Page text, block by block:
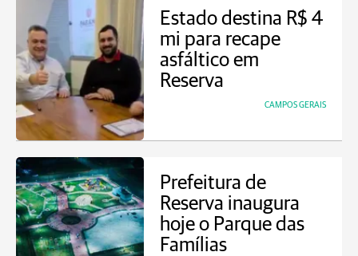
Estado destina R$ 4
mi para recape
asfáltico em
Reserva
CAMPOS GERAIS
Prefeitura de
Reserva inaugura
hoje o Parque das
Famílias